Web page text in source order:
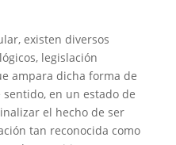
existen diversos
legislación
ampara dicha forma de
en un estado de
el hecho de ser
tan reconocida como